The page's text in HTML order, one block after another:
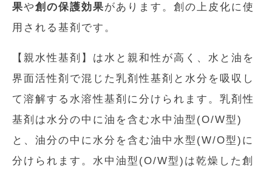
果や創の保護効果があります。創の上皮化に使
用される基剤です。
【親水性基剤】は水と親和性が高く、水と油を
界面活性剤で混じた乳剤性基剤と水分を吸収し
て溶解する水溶性基剤に分けられます。乳剤性
基剤は水分の中に油を含む水中油型(O/W型)
と、油分の中に水分を含む油中水型(W/O型)に
分けられます。水中油型(O/W型)は乾燥した創